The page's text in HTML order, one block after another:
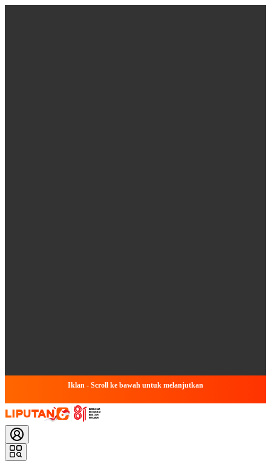
Iklan - Scroll ke bawah untuk melanjutkan